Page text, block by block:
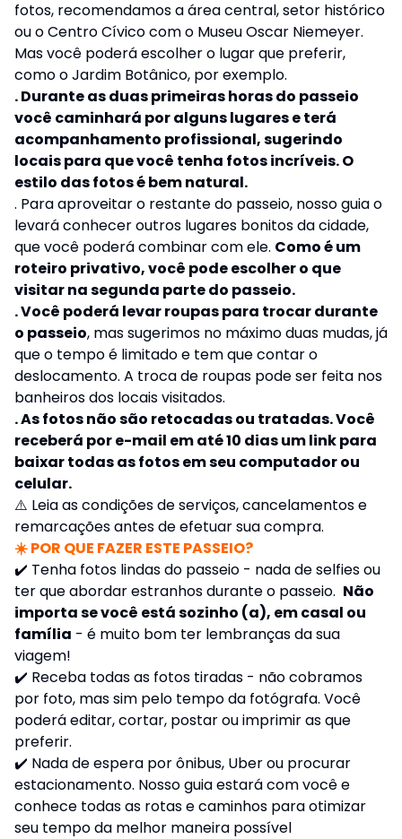
fotos, recomendamos a área central, setor histórico
ou o Centro Cívico com o Museu Oscar Niemeyer.
Mas você poderá escolher o lugar que preferir,
como o Jardim Botânico, por exemplo.
. Durante as duas primeiras horas do passeio
você caminhará por alguns lugares e terá
acompanhamento profissional, sugerindo
locais para que você tenha fotos incríveis. O
estilo das fotos é bem natural.
. Para aproveitar o restante do passeio, nosso guia o
levará conhecer outros lugares bonitos da cidade,
que você poderá combinar com ele. Como é um
roteiro privativo, você pode escolher o que
visitar na segunda parte do passeio.
. Você poderá levar roupas para trocar durante
o passeio, mas sugerimos no máximo duas mudas, já
que o tempo é limitado e tem que contar o
deslocamento. A troca de roupas pode ser feita nos
banheiros dos locais visitados.
. As fotos não são retocadas ou tratadas. Você
receberá por e-mail em até 10 dias um link para
baixar todas as fotos em seu computador ou
celular.
⚠️ Leia as condições de serviços, cancelamentos e
remarcações antes de efetuar sua compra.
☀️ POR QUE FAZER ESTE PASSEIO?
✔️ Tenha fotos lindas do passeio - nada de selfies ou
ter que abordar estranhos durante o passeio. Não
importa se você está sozinho (a), em casal ou
família - é muito bom ter lembranças da sua
viagem!
✔️ Receba todas as fotos tiradas - não cobramos
por foto, mas sim pelo tempo da fotógrafa. Você
poderá editar, cortar, postar ou imprimir as que
preferir.
✔️ Nada de espera por ônibus, Uber ou procurar
estacionamento. Nosso guia estará com você e
conhece todas as rotas e caminhos para otimizar
seu tempo da melhor maneira possível